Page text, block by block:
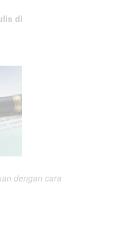
di
dengan cara